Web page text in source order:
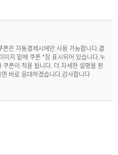
은 자동결제시에만 사용 가능합니다.결
미지 밑에 쿠폰 *장 표시되어 있습니다.누
폰이 적용 됩니다. 더 자세한 설명을 원
바로 응대하겠습니다.감사합니다